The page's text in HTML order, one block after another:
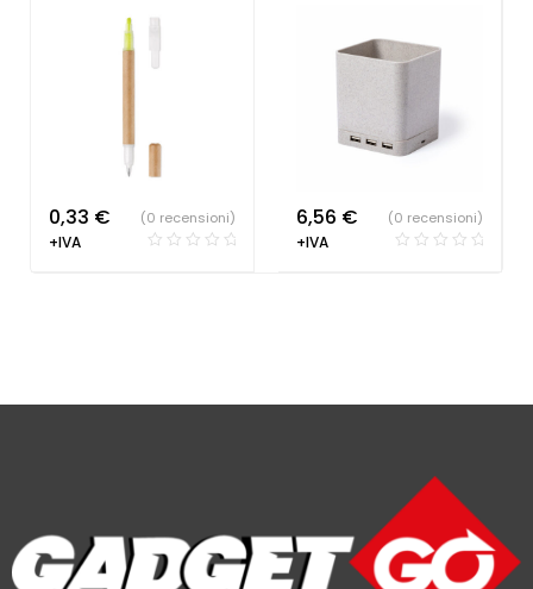
Società Sportive
0,33 €
+IVA
(0 recensioni) 6,56 €
+IVA
(0 recensioni)